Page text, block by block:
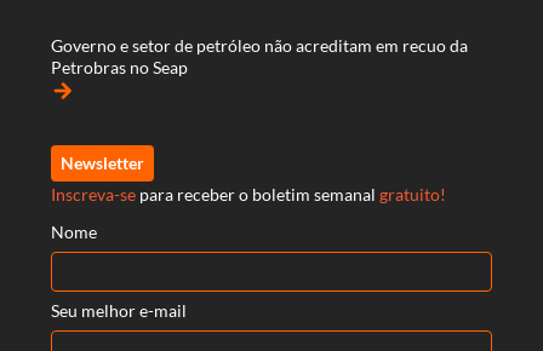
Governo e setor de petróleo não acreditam em recuo da
Petrobras no Seap
arrow_forward
Newsletter
Inscreva-se para receber o boletim semanal gratuito!
Nome
Seu melhor e-mail